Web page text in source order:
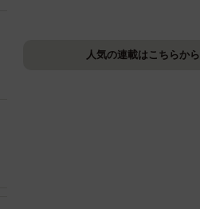
人気の連載はこちらから